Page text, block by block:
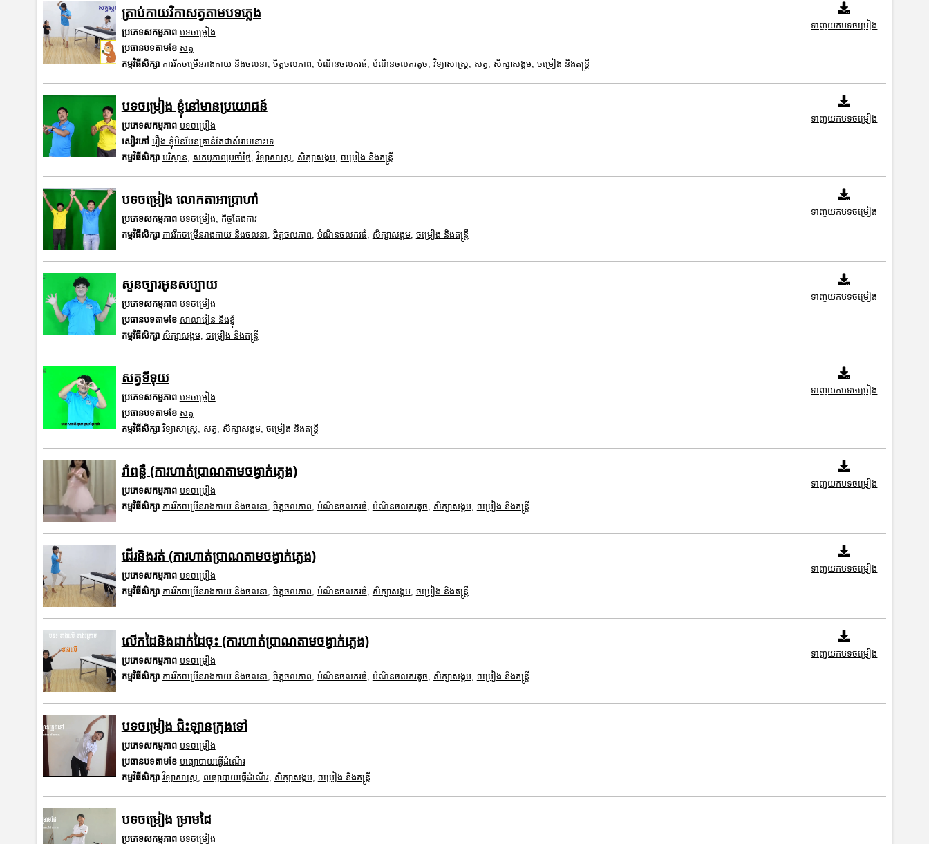
ត្រាប់កាយវិកាសត្វតាមបទភ្លេង
ប្រភេទសកម្មភាព បទចម្រៀង
ប្រធានបទតាមខែ សត្វ
កម្មវិធីសិក្សា ការរីកចម្រើនរាងកាយ និងចលនា ចិត្តចលភាព បំណិនចលករធំ បំណិនចលករតូច វិទ្យាសាស្រ្ត សត្វ សិក្សាសង្គម, ចម្រៀង និងតន្ត្រី
ទាញយកបទចម្រៀង
បទចម្រៀង ខ្ញុំនៅមានប្រយោជន៍
ប្រភេទសកម្មភាព បទចម្រៀង
សៀវភៅ រឿង ខ្ញុំមិនមែនគ្រាន់តែជាសំរាមនោះទេ
កម្មវិធីសិក្សា បរិស្ថាន សកម្មភាពប្រចាំថ្ងៃ វិទ្យាសាស្រ្ត សិក្សាសង្គម, ចម្រៀង និងតន្ត្រី
ទាញយកបទចម្រៀង
បទចម្រៀង លោកតាអាប្រាហាំ
ប្រភេទសកម្មភាព បទចម្រៀង
កិច្ចតែងការ
កម្មវិធីសិក្សា ការរីកចម្រើនរាងកាយ និងចលនា ចិត្តចលភាព បំណិនចលករធំ សិក្សាសង្គម, ចម្រៀង និងតន្ត្រី
ទាញយកបទចម្រៀង
សួនច្បារអូនសប្បាយ
ប្រភេទសកម្មភាព បទចម្រៀង
ប្រធានបទតាមខែ សាលារៀន និងខ្ញុំ
កម្មវិធីសិក្សា សិក្សាសង្គម, ចម្រៀង និងតន្ត្រី
ទាញយកបទចម្រៀង
សត្វទីទុយ
ប្រភេទសកម្មភាព បទចម្រៀង
ប្រធានបទតាមខែ សត្វ
កម្មវិធីសិក្សា វិទ្យាសាស្រ្ត សត្វ សិក្សាសង្គម, ចម្រៀង និងតន្ត្រី
ទាញយកបទចម្រៀង
រាំពន្លឺ (ការហាត់ប្រាណតាមចង្វាក់ភ្លេង)
ប្រភេទសកម្មភាព បទចម្រៀង
កម្មវិធីសិក្សា ការរីកចម្រើនរាងកាយ និងចលនា ចិត្តចលភាព បំណិនចលករធំ បំណិនចលករតូច សិក្សាសង្គម, ចម្រៀង និងតន្ត្រី
ទាញយកបទចម្រៀង
ដើរនិងរត់ (ការហាត់ប្រាណតាមចង្វាក់ភ្លេង)
ប្រភេទសកម្មភាព បទចម្រៀង
កម្មវិធីសិក្សា ការរីកចម្រើនរាងកាយ និងចលនា ចិត្តចលភាព បំណិនចលករធំ សិក្សាសង្គម, ចម្រៀង និងតន្ត្រី
ទាញយកបទចម្រៀង
លើកដៃនិងដាក់ដៃចុះ (ការហាត់ប្រាណតាមចង្វាក់ភ្លេង)
ប្រភេទសកម្មភាព បទចម្រៀង
កម្មវិធីសិក្សា ការរីកចម្រើនរាងកាយ និងចលនា ចិត្តចលភាព បំណិនចលករធំ បំណិនចលករតូច សិក្សាសង្គម, ចម្រៀង និងតន្ត្រី
ទាញយកបទចម្រៀង
បទចម្រៀង ជិះឡានក្រុងទៅ
ប្រភេទសកម្មភាព បទចម្រៀង
ប្រធានបទតាមខែ មធ្យោបាយធ្វើដំណើរ
កម្មវិធីសិក្សា វិទ្យាសាស្រ្ត ពធ្យោបាយធ្វើដំណើរ, សិក្សាសង្គម, ចម្រៀង និងតន្ត្រី
បទចម្រៀង ម្រាមដៃ
ប្រភេទសកម្មភាព បទចម្រៀង